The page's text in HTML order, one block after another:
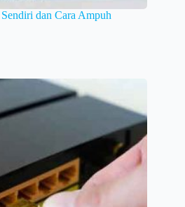
dan Cara Ampuh